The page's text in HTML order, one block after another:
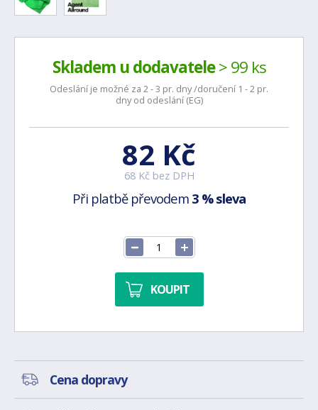
Skladem u dodavatele> 99 ks
Odeslání je možné za 2 - 3 pr. dny /doručení 1 - 2 pr.
dny od odeslání (EG)
82 Kč
68 Kč bez DPH
Při platbě převodem 3 % sleva
KOUPIT
Cena dopravy